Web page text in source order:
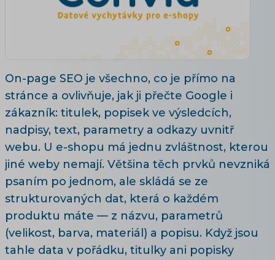
On-page SEO je všechno, co je přímo na
stránce a ovlivňuje, jak ji přečte Google i
zákazník: titulek, popisek ve výsledcích,
nadpisy, text, parametry a odkazy uvnitř
webu. U e-shopu má jednu zvláštnost, kterou
jiné weby nemají. Většina těch prvků nevzniká
psaním po jednom, ale skládá se ze
strukturovaných dat, která o každém
produktu máte — z názvu, parametrů
(velikost, barva, materiál) a popisu. Když jsou
tahle data v pořádku, titulky ani popisky